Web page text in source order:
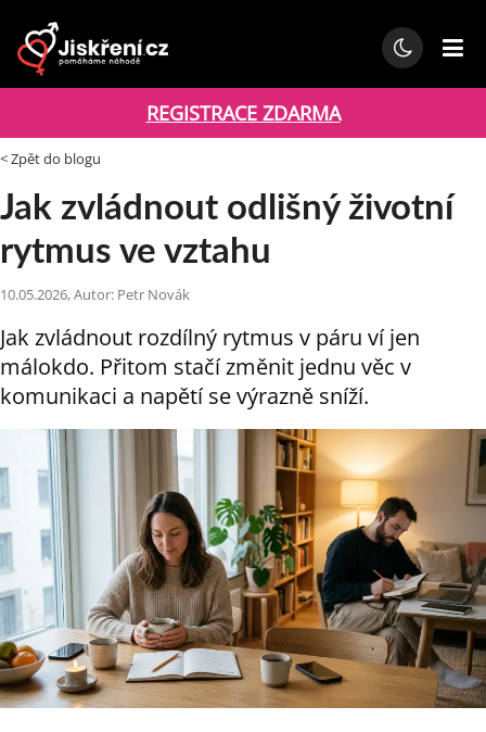
REGISTRACE ZDARMA
< Zpět do blogu
Jak zvládnout odlišný životní
rytmus ve vztahu
10.05.2026, Autor: Petr Novák
Jak zvládnout rozdílný rytmus v páru ví jen
málokdo. Přitom stačí změnit jednu věc v
komunikaci a napětí se výrazně sníží.